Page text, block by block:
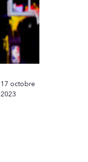
17 octobre
2023